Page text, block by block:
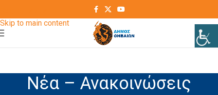
Skip to main content
Νέα – Ανακοινώσεις